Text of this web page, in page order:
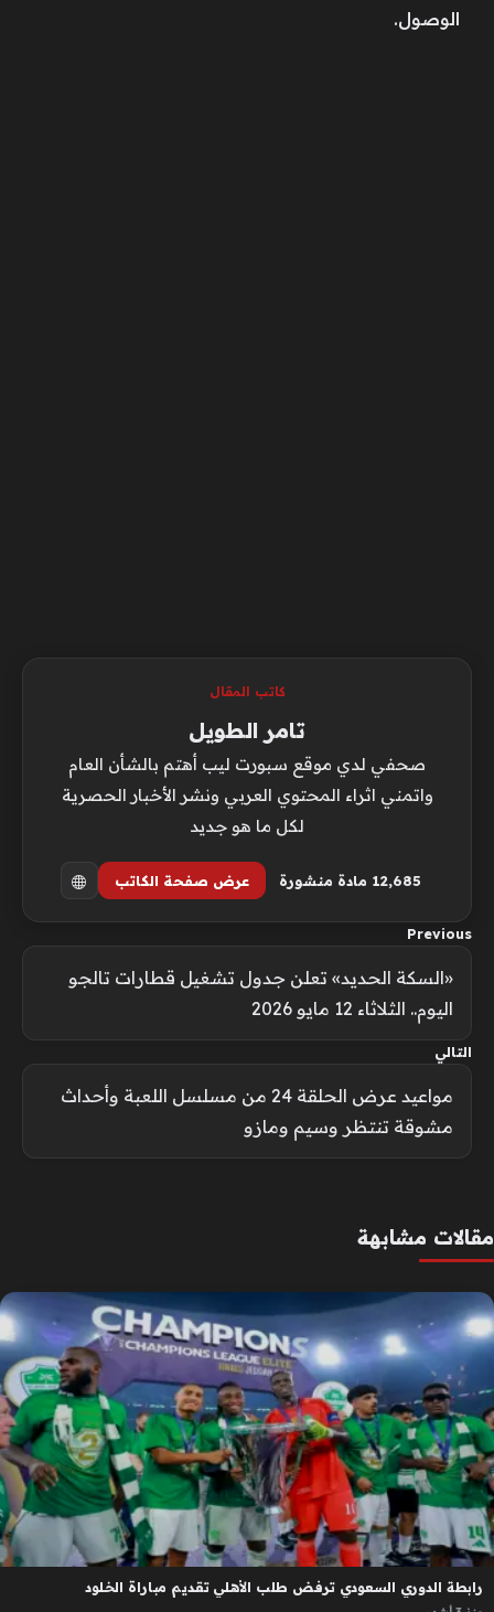
الوصول.
كاتب المقال
تامر الطويل
صحفي لدي موقع سبورت ليب أهتم بالشأن العام
واتمني اثراء المحتوي العربي ونشر الأخبار الحصرية
لكل ما هو جديد
12٬685 مادة منشورة عرض صفحة الكاتب
Previous
«السكة الحديد» تعلن جدول تشغيل قطارات تالجو
اليوم.. الثلاثاء 12 مايو 2026
التالي
مواعيد عرض الحلقة 24 من مسلسل اللعبة وأحداث
مشوقة تنتظر وسيم ومازو
مقالات مشابهة
رابطة الدوري السعودي ترفض طلب الأهلي تقديم مباراة الخلود